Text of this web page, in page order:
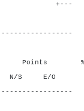
%
O N/